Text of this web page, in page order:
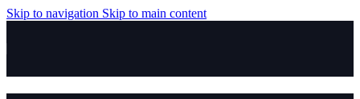
Skip to navigation Skip to main content